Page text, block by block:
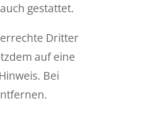
gestattet.
Dritter
auf eine
Bei